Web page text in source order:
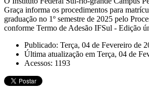
Graça informa os procedimentos para
graduação no 1º semestre de 2025 pelo
conforme Termo de Adesão IFSul - Edição
Publicado: Terça, 04 de Fevereiro de
Última atualização em Terça, 04 de
Acessos: 1193